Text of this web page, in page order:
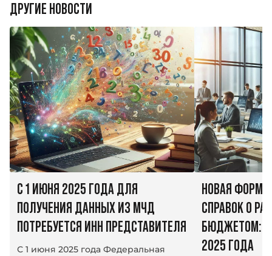
ДРУГИЕ НОВОСТИ
С 1 ИЮНЯ 2025 ГОДА ДЛЯ
ПОЛУЧЕНИЯ ДАННЫХ ИЗ МЧД
ПОТРЕБУЕТСЯ ИНН ПРЕДСТАВИТЕЛЯ
С 1 июня 2025 года Федеральная
НОВАЯ
СПРАВОК О
БЮДЖЕТОМ:
2025 ГОДА